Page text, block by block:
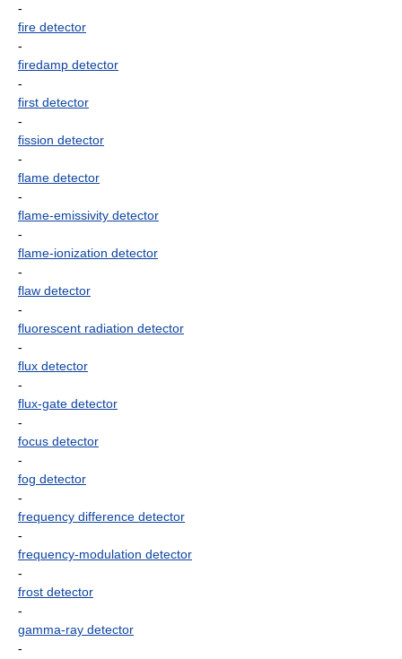
-
fire detector
-
firedamp detector
-
first detector
-
fission detector
-
flame detector
-
flame-emissivity detector
-
flame-ionization detector
-
flaw detector
-
fluorescent radiation detector
-
flux detector
-
flux-gate detector
-
focus detector
-
fog detector
-
frequency difference detector
-
frequency-modulation detector
-
frost detector
-
gamma-ray detector
-